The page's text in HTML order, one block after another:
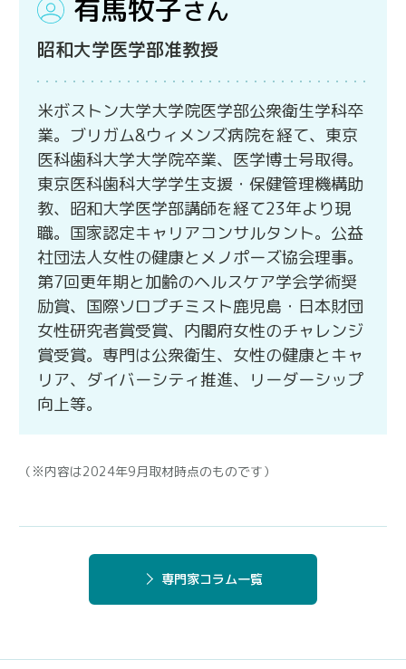
有馬牧子さん
昭和大学医学部准教授
米ボストン大学大学院医学部公衆衛生学科卒
業。ブリガム&ウィメンズ病院を経て、東京
医科歯科大学大学院卒業、医学博士号取得。
東京医科歯科大学学生支援・保健管理機構助
教、昭和大学医学部講師を経て23年より現
職。国家認定キャリアコンサルタント。公益
社団法人女性の健康とメノポーズ協会理事。
第7回更年期と加齢のヘルスケア学会学術奨
励賞、国際ソロプチミスト鹿児島・日本財団
女性研究者賞受賞、内閣府女性のチャレンジ
賞受賞。専門は公衆衛生、女性の健康とキャ
リア、ダイバーシティ推進、リーダーシップ
向上等。
（※内容は2024年9月取材時点のものです）
専門家コラム一覧